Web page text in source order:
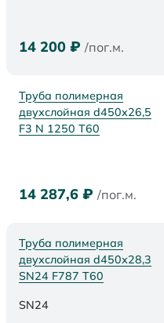
14 200 ₽ /пог.м.
Труба полимерная
двухслойная d450x26,5
F3 N 1250 Т60
14 287,6 ₽ /пог.м.
Труба полимерная
двухслойная d450х28,3
SN24 F787 Т60
SN24